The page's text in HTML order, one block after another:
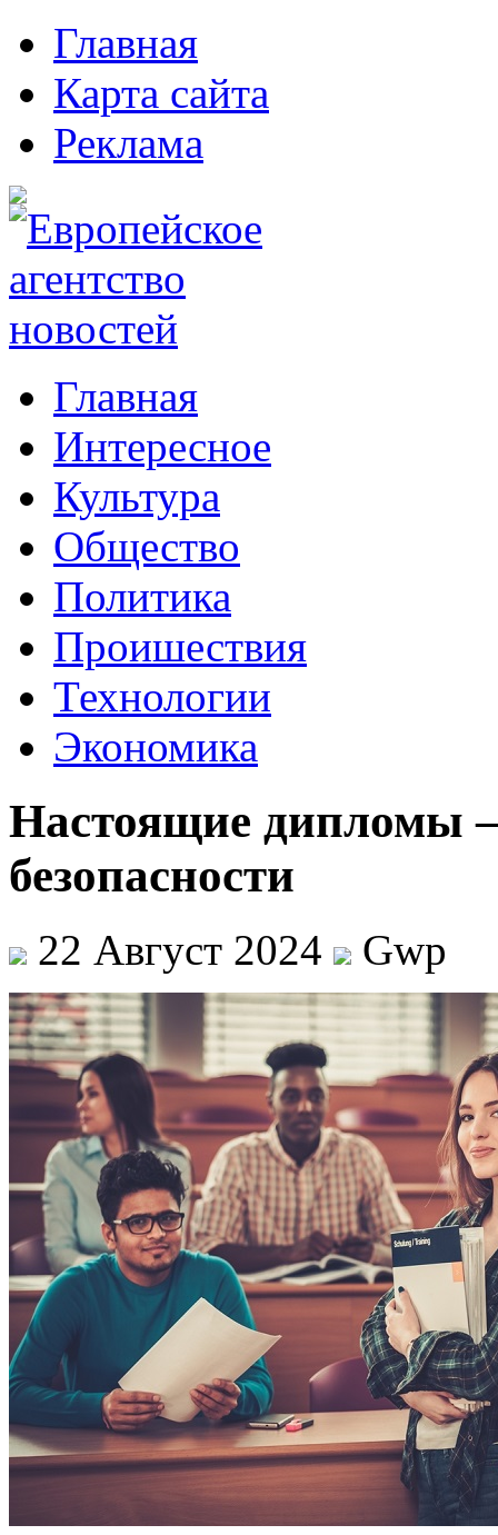
Главная
Карта сайта
Реклама
Главная
Интересное
Культура
Общество
Политика
Проишествия
Технологии
Экономика
Настоящие дипломы
безопасности
22 Август 2024 Gwp